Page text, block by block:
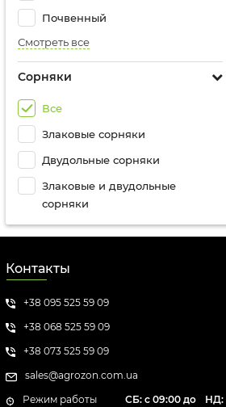
Почвенный
Смотреть все
Сорняки
Все
Злаковые сорняки
Двудольные сорняки
Злаковые и двудольные
сорняки
Контакты
+38 095 525 59 09
+38 068 525 59 09
+38 073 525 59 09
sales@agrozon.com.ua
Режим работы
СБ: с 09:00 до
НД: